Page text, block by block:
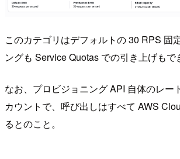
このカテゴリはデフォルトの 30 RPS 固
ングも Service Quotas での引き上げもで
なお、プロビジョニング API 自体のレー
カウントで、呼び出しはすべて AWS
るとのこと。